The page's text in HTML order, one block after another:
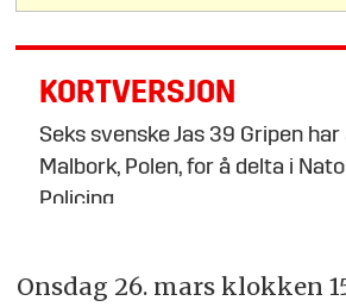
KORTVERSJON
Seks svenske Jas 39 Gripen
Malbork, Polen, for å delta i
Policing.
Force for å styrke
Onsdag 26. mars klokken